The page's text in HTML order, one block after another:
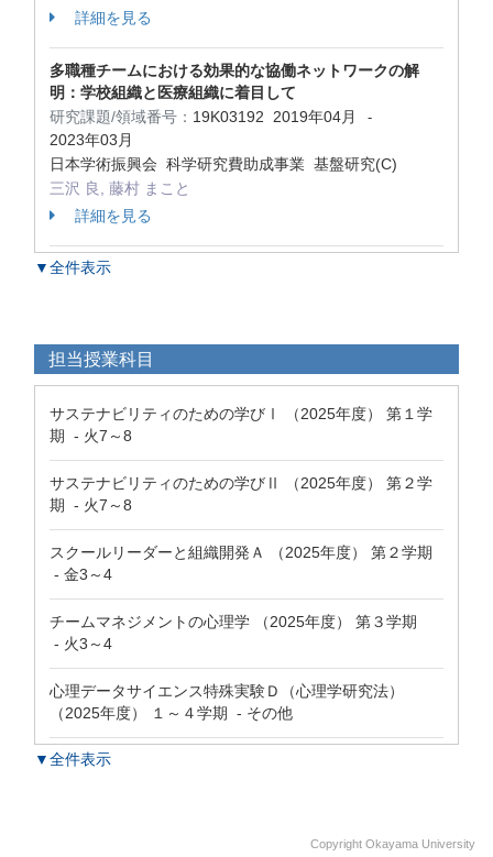
詳細を見る
多職種チームにおける効果的な協働ネットワークの解
明：学校組織と医療組織に着目して
研究課題/領域番号： 19K03192 2019年04月 -
2023年03月
日本学術振興会 科学研究費助成事業 基盤研究(C)
三沢 良, 藤村 まこと
詳細を見る
▼全件表示
担当授業科目
サステナビリティのための学びⅠ （2025年度） 第１学
期 - 火7～8
サステナビリティのための学びⅡ （2025年度） 第２学
期 - 火7～8
スクールリーダーと組織開発Ａ （2025年度） 第２学期
- 金3～4
チームマネジメントの心理学 （2025年度） 第３学期
- 火3～4
心理データサイエンス特殊実験Ｄ（心理学研究法）
（2025年度） １～４学期 - その他
▼全件表示
Copyright Okayama University